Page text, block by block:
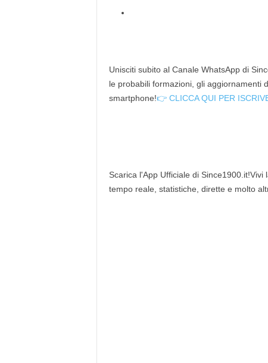
Unisciti subito al Canale WhatsApp di
le probabili formazioni, gli aggiornamenti
smartphone!👉 CLICCA QUI PER
Scarica l'App Ufficiale di
tempo reale, statistiche, dirette e molto